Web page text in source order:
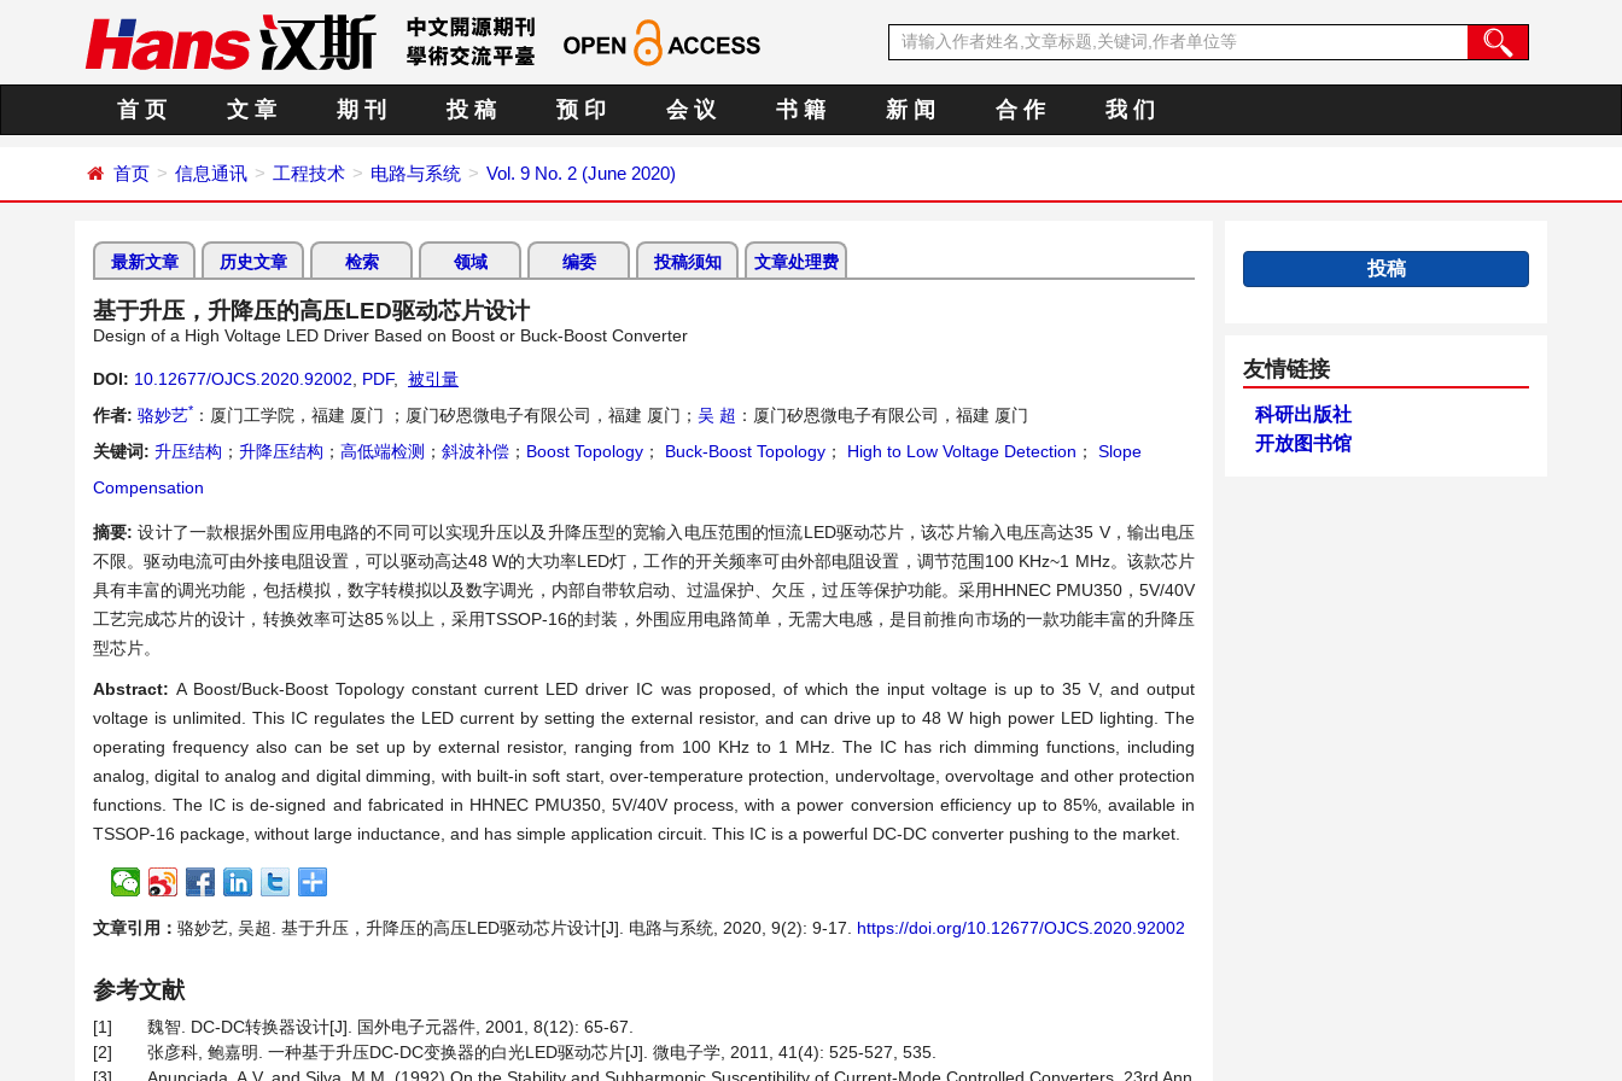
首 页 文 章 期 刊 投 稿 预 印 会 议 书 籍 新 闻 合 作 我 们
首页 信息通讯 工程技术 电路与系统 Vol. 9 No. 2 (June 2020)
最新文章 历史文章 检索 领域 编委 投稿须知 文章处理费
基于升压，升降压的高压LED驱动芯片设计
Design of a High Voltage LED Driver Based on Boost or Buck-Boost Converter
DOI: 10.12677/OJCS.2020.92002 PDF,
被引量
作者: 骆妙艺* ：厦门工学院，福建 厦门 ；厦门矽恩微电子有限公司，福建 厦门； 吴 超 ：厦门矽恩微电子有限公司，福建 厦门
关键词: 升压结构 ； 升降压结构 ； 高低端检测 ； 斜波补偿 ； Boost Topology ； Buck-Boost Topology ； High to Low Voltage Detection ；
Slope
Compensation
摘要:设计了一款根据外围应用电路的不同可以实现升压以及升降压型的宽输入电压范围的恒流LED驱动芯片，该芯片输入电压高达35 V，输出电压
不限。驱动电流可由外接电阻设置，可以驱动高达48 W的大功率LED灯，工作的开关频率可由外部电阻设置，调节范围100 KHz~1 MHz。该款芯片
具有丰富的调光功能，包括模拟，数字转模拟以及数字调光，内部自带软启动、过温保护、欠压，过压等保护功能。采用HHNEC PMU350，5V/40V
工艺完成芯片的设计，转换效率可达85％以上，采用TSSOP-16的封装，外围应用电路简单，无需大电感，是目前推向市场的一款功能丰富的升降压
型芯片。
Abstract:A Boost/Buck-Boost Topology constant current LED driver IC was proposed, of which the input voltage is up to 35 V, and output
voltage is unlimited. This IC regulates the LED current by setting the external resistor, and can drive up to 48 W high power LED lighting. The
operating frequency also can be set up by external resistor, ranging from 100 KHz to 1 MHz. The IC has rich dimming functions, including
analog, digital to analog and digital dimming, with built-in soft start, over-temperature protection, undervoltage, overvoltage and other protection
functions. The IC is de-signed and fabricated in HHNEC PMU350, 5V/40V process, with a power conversion efficiency up to 85%, available in
TSSOP-16 package, without large inductance, and has simple application circuit. This IC is a powerful DC-DC converter pushing to the market.
文章引用： 骆妙艺, 吴超. 基于升压，升降压的高压LED驱动芯片设计[J]. 电路与系统, 2020, 9(2): 9-17. https://doi.org/10.12677/OJCS.2020.92002
参考文献
[1]
魏智. DC-DC转换器设计[J]. 国外电子元器件, 2001, 8(12): 65-67.
[2]
张彦科, 鲍嘉明. 一种基于升压DC-DC变换器的白光LED驱动芯片[J]. 微电子学, 2011, 41(4): 525-527, 535.
投稿
友情链接
科研出版社
开放图书馆